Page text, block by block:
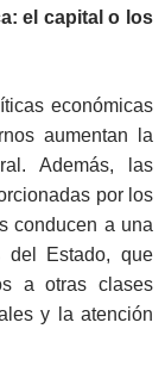
el capital o los
económicas
aumentan la
Además, las
por los
conducen a una
del Estado, que
a otras clases
y la atención